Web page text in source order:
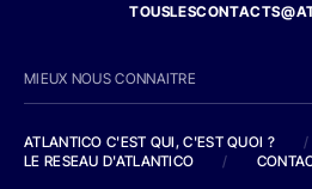
MIEUX NOUS CONNAITRE
ATLANTICO C'EST QUI, C'EST QUOI ?
/
LE RESEAU D'ATLANTICO
/